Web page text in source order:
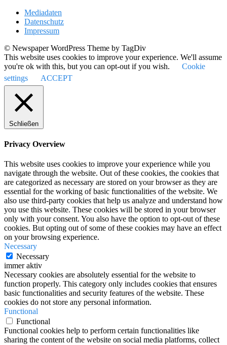
Mediadaten
Datenschutz
Impressum
© Newspaper WordPress Theme by TagDiv
This website uses cookies to improve your experience. We'll assume
you're ok with this, but you can opt-out if you wish.
Cookie
settings
ACCEPT
Schließen
Privacy Overview
This website uses cookies to improve your experience while you
navigate through the website. Out of these cookies, the cookies that
are categorized as necessary are stored on your browser as they are
essential for the working of basic functionalities of the website. We
also use third-party cookies that help us analyze and understand how
you use this website. These cookies will be stored in your browser
only with your consent. You also have the option to opt-out of these
cookies. But opting out of some of these cookies may have an effect
on your browsing experience.
Necessary
Necessary
immer aktiv
Necessary cookies are absolutely essential for the website to
function properly. This category only includes cookies that ensures
basic functionalities and security features of the website. These
cookies do not store any personal information.
Functional
Functional
Functional cookies help to perform certain functionalities like
sharing the content of the website on social media platforms, collect